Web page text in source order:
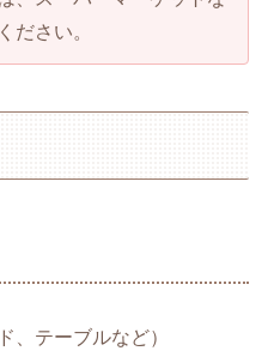
ださい。
、テーブルなど）